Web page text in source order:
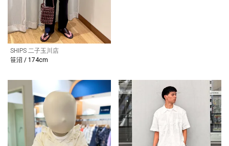
SHIPS 二子玉川店
笹沼 / 174cm